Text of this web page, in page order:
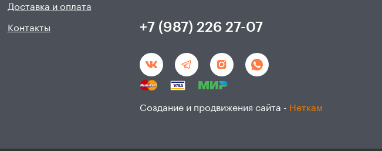
Доставка и оплата
Контакты +7 (987) 226 27-07
Создание и продвижения сайта - Неткам